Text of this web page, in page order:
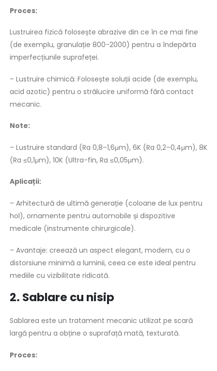
Proces:
Lustruirea fizică folosește abrazive din ce în ce mai fine
(de exemplu, granulație 800-2000) pentru a îndepărta
imperfecțiunile suprafeței.
– Lustruire chimică: Folosește soluții acide (de exemplu,
acid azotic) pentru o strălucire uniformă fără contact
mecanic.
Note:
– Lustruire standard (Ra 0,8–1,6μm), 6K (Ra 0,2–0,4μm), 8K
(Ra ≤0,1μm), 10K (Ultra-fin, Ra ≤0,05μm).
Aplicații:
– Arhitectură de ultimă generație (coloane de lux pentru
hol), ornamente pentru automobile și dispozitive
medicale (instrumente chirurgicale).
– Avantaje: creează un aspect elegant, modern, cu o
distorsiune minimă a luminii, ceea ce este ideal pentru
mediile cu vizibilitate ridicată.
2. Sablare cu nisip
Sablarea este un tratament mecanic utilizat pe scară
largă pentru a obține o suprafață mată, texturată.
Proces: